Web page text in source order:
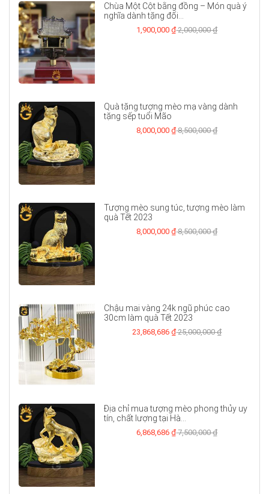
Chùa Một Cột bằng đồng – Món quà ý
nghĩa dành tặng đối...
1,900,000 ₫2,000,000 ₫
Quà tặng tượng mèo mạ vàng dành
tặng sếp tuổi Mão
8,000,000 ₫8,500,000 ₫
Tượng mèo sung túc, tượng mèo làm
quà Tết 2023
8,000,000 ₫8,500,000 ₫
Chậu mai vàng 24k ngũ phúc cao
30cm làm quà Tết 2023
23,868,686 ₫25,000,000 ₫
Địa chỉ mua tượng mèo phong thủy uy
tín, chất lượng tại Hà...
6,868,686 ₫7,500,000 ₫